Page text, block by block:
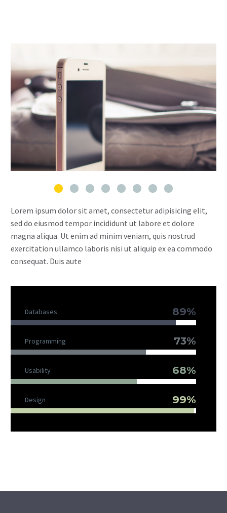
Lorem ipsum dolor sit amet, consectetur adipisicing elit,
sed do eiusmod tempor incididunt ut labore et dolore
magna aliqua. Ut enim ad minim veniam, quis nostrud
exercitation ullamco laboris nisi ut aliquip ex ea commodo
consequat. Duis aute
Databases 89%
Programming 73%
Usability 68%
Design 99%